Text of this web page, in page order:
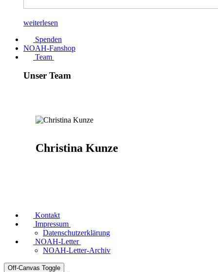
weiterlesen
Spenden
NOAH-Fanshop
Team
Unser Team
Christina Kunze
Kontakt
Impressum
Datenschutzerklärung
NOAH-Letter
NOAH-Letter-Archiv
Off-Canvas Toggle